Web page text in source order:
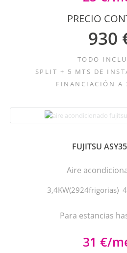
PRECIO
930
TODO
SPLIT + 5 MTS DE
FINANCIACIÓN A
FUJITSU
Aire
3,4KW(2924frigorias)
Para estancias
31 €/